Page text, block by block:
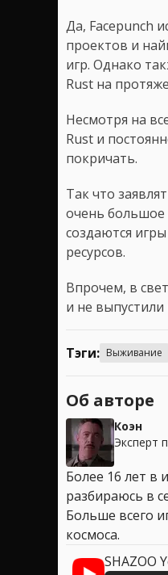
Да, Facepunch
проектов и
игр. Однако
Rust на
Несмотря на
Rust и
покричать.
Так что
очень большое
создаются
ресурсов.
Впрочем, в
и не
Тэги: Выживание
Об авторе
Коэн
Эксперт
Более 16 лет в
разбираюсь в
Больше всего
космоса.
SHAZOO